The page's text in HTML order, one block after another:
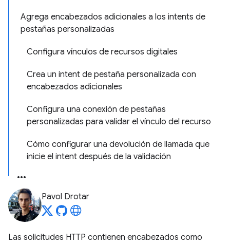
Agrega encabezados adicionales a los intents de
pestañas personalizadas
Configura vínculos de recursos digitales
Crea un intent de pestaña personalizada con
encabezados adicionales
Configura una conexión de pestañas
personalizadas para validar el vínculo del recurso
Cómo configurar una devolución de llamada que
inicie el intent después de la validación
Pavol Drotar
Las solicitudes HTTP contienen encabezados como